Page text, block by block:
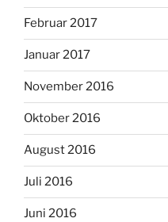
Februar 2017
Januar 2017
November 2016
Oktober 2016
August 2016
Juli 2016
Juni 2016